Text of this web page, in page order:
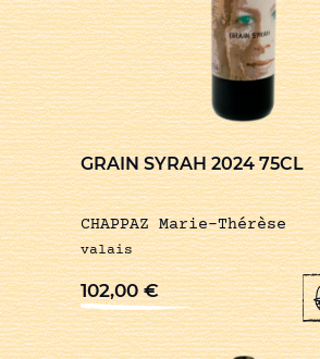
GRAIN SYRAH 2024 75CL
CHAPPAZ Marie-Thérèse
valais
102,00€